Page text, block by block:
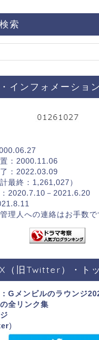
索
インフォメーション
：2000.11.06
：2022.03.09
最終：1,261,027）
2020.7.10－2021.6.20
理人への連絡はお手数で
（旧Twitter）・ト
Gメンビルのラウンジ
全リンク集
)